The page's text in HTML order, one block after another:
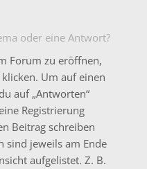
oder eine Antwort?
Forum zu eröffnen,
klicken. Um auf einen
auf „Antworten“
Registrierung
Beitrag schreiben
sind jeweils am Ende
aufgelistet. Z. B.